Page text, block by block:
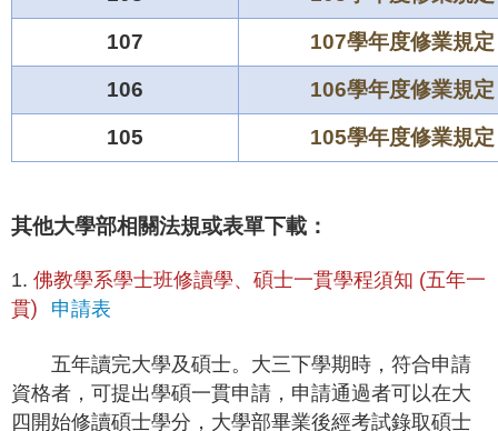
107 107學年度修業規定
106 106學年度修業規定
105 105學年度修業規定
其他大學部相關法規或表單下載：
1. 佛教學系學士班修讀學、碩士一貫學程須知 (五年一
貫)
申請表
五年讀完大學及碩士。大三下學期時，符合申請
資格者，可提出學碩一貫申請，申請通過者可以在大
四開始修讀碩士學分，大學部畢業後經考試錄取碩士